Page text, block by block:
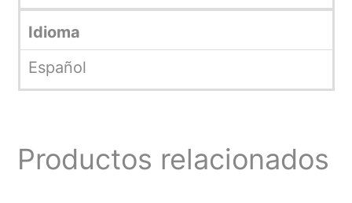
Idioma
Español
Productos relacionados